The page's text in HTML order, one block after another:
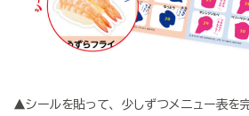
▲シールを貼って、少しずつメニュー表を